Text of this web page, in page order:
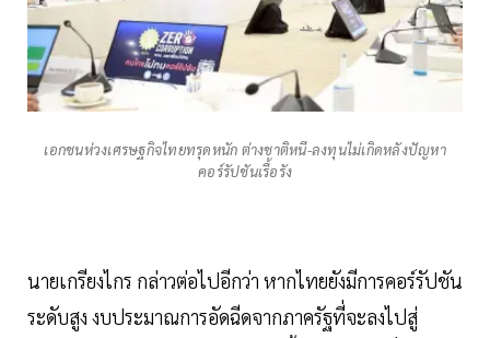
เอกชนห่วงเศรษฐกิจไทยทรุดหนัก ต่างชาติหนี-ลงทุนไม่เกิดหลังปัญหา
คอร์รัปชันเรื้อรัง
นายเกรียงไกร กล่าวต่อไปอีกว่า หากไทยยังมีการคอร์รัปชัน
ระดับสูง งบประมาณการอัดฉีดจากภาครัฐที่จะลงไปสู่